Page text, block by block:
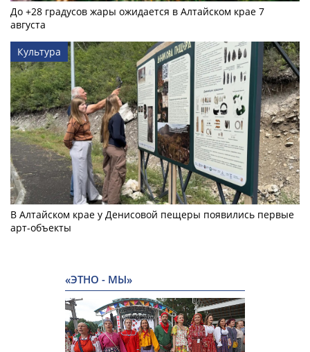
До +28 градусов жары ожидается в Алтайском крае 7
августа
Культура
В Алтайском крае у Денисовой пещеры появились первые
арт-объекты
«ЭТНО - МЫ»